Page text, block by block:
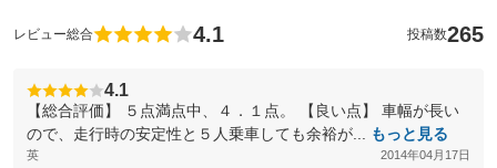
レビュー総合 4.1 投稿数265
4.1
【総合評価】 ５点満点中、４．１点。 【良い点】 車幅が長い
ので、走行時の安定性と５人乗車しても余裕が...
もっと見る
英 2014年04月17日